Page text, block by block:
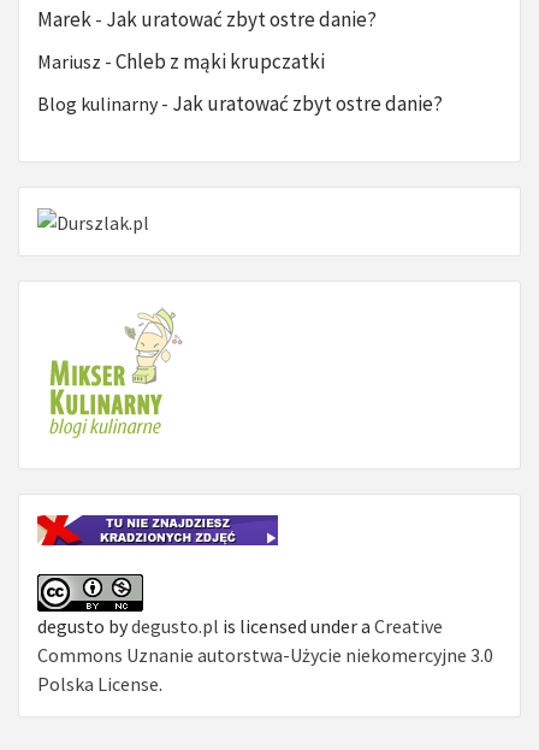
Marek - Jak uratować zbyt ostre danie?
Mariusz - Chleb z mąki krupczatki
Blog kulinarny- Jak uratować zbyt ostre danie?
degusto bydegusto.pl is licensed under a Creative
Commons Uznanie autorstwa-Użycie niekomercyjne 3.0
Polska License.